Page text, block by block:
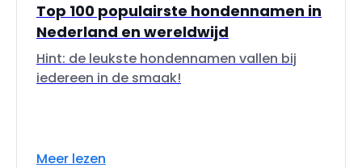
Top 100 populairste hondennamen in
Nederland en wereldwijd
Hint: de leukste hondennamen vallen bij
iedereen in de smaak!
Meer lezen